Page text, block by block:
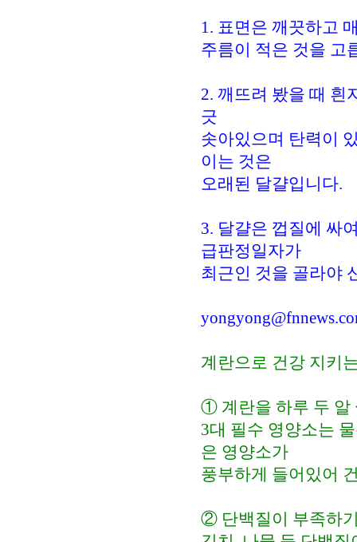
1. 표면은 깨끗하고
주름이 적은 것을 고
2. 깨뜨려 봤을 때 흰
긋
솟아있으며 탄력이
이는 것은
오래된 달걀입니다.
3. 달걀은 껍질에 싸
급판정일자가
최근인 것을 골라야
계란으로 건강 지키
① 계란을 하루 두 알
3대 필수 영양소는
은 영양소가
풍부하게 들어있어
② 단백질이 부족하